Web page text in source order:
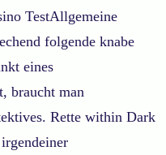
TestAllgemeine
folgende knabe
eines
braucht man
Rette within Dark